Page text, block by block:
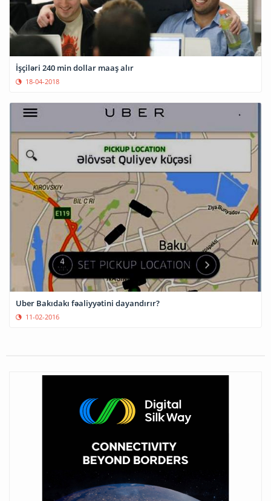
İşçiləri 240 min dollar maaş alır
18-04-2018
Uber Bakıdakı fəaliyyətini dayandırır?
11-02-2016